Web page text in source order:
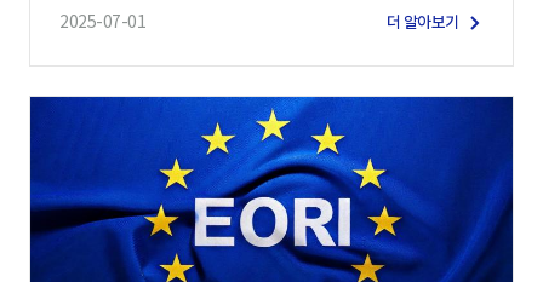
2025-07-01 더 알아보기